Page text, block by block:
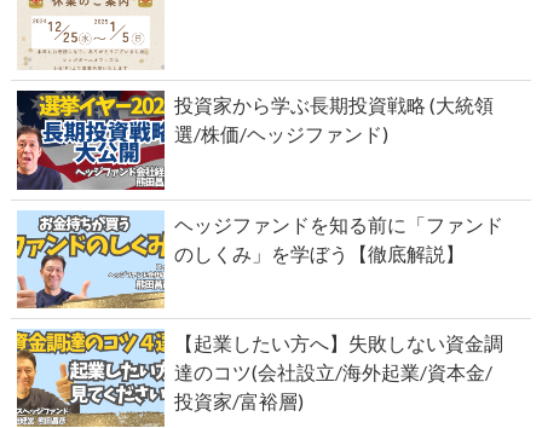
投資家から学ぶ長期投資戦略 (大統領
選/株価/ヘッジファンド)
ヘッジファンドを知る前に「ファンド
のしくみ」を学ぼう【徹底解説】
【起業したい方へ】失敗しない資金調
達のコツ(会社設立/海外起業/資本金/
投資家/富裕層)